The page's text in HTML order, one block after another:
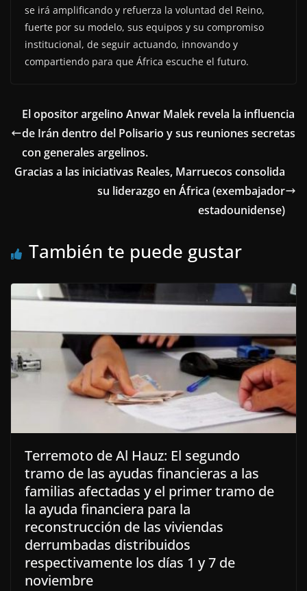
se irá amplificando y refuerza la voluntad del Reino,
fuerte por su modelo, sus equipos y su compromiso
institucional, de seguir actuando, innovando y
compartiendo para que África escuche el futuro.
El opositor argelino Anwar Malek revela la influencia
de Irán dentro del Polisario y sus reuniones secretas
con generales argelinos.
Gracias a las iniciativas Reales, Marruecos consolida
su liderazgo en África (exembajador
estadounidense)
También te puede gustar
Terremoto de Al Hauz: El segundo
tramo de las ayudas financieras a las
familias afectadas y el primer tramo de
la ayuda financiera para la
reconstrucción de las viviendas
derrumbadas distribuidos
respectivamente los días 1 y 7 de
noviembre